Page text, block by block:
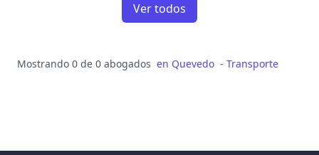
Ver todos
Mostrando 0 de 0 abogados en Quevedo - Transporte